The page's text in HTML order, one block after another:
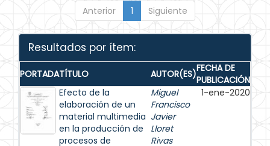
Anterior 1 Siguiente
Resultados por ítem:
PORTADATÍTULO AUTOR(ES)FECHA DE
PUBLICACIÓN
Efecto de la
elaboración de un
material multimedia
en la producción de
procesos de
Miguel
Francisco
Javier
Lloret
Rivas
1-ene-2020